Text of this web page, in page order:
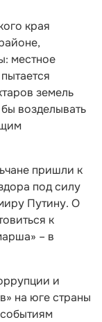
края
местное
земель
возделывать
пришли к
под силу
Путину. О
к
– в
и
на юге страны